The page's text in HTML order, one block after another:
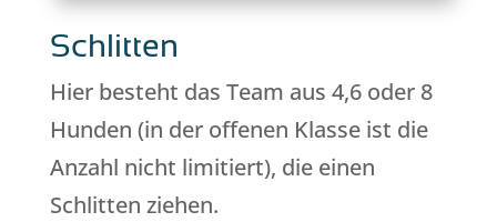
Schlitten
Hier besteht das Team aus 4,6 oder 8
Hunden (in der offenen Klasse ist die
Anzahl nicht limitiert), die einen
Schlitten ziehen.